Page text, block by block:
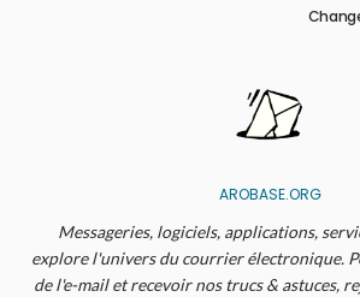
AROBASE.ORG
Messageries, logiciels, applications,
explore l'univers du courrier électronique.
de l'e-mail et recevoir nos trucs & astuces,